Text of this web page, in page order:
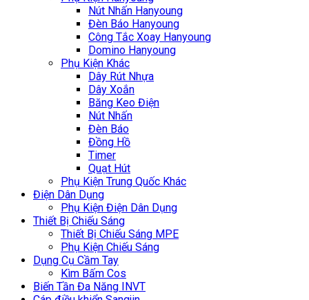
Nút Nhấn Hanyoung
Đèn Báo Hanyoung
Công Tắc Xoay Hanyoung
Domino Hanyoung
Phụ Kiện Khác
Dây Rút Nhựa
Dây Xoắn
Băng Keo Điện
Nút Nhấn
Đèn Báo
Đồng Hồ
Timer
Quạt Hút
Phụ Kiện Trung Quốc Khác
Điện Dân Dụng
Phụ Kiện Điện Dân Dụng
Thiết Bị Chiếu Sáng
Thiết Bị Chiếu Sáng MPE
Phụ Kiện Chiếu Sáng
Dụng Cụ Cầm Tay
Kìm Bấm Cos
Biến Tần Đa Năng INVT